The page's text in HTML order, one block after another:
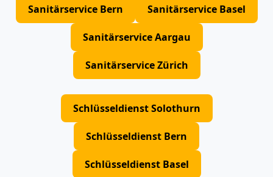
Sanitärservice Bern Sanitärservice Basel
Sanitärservice Aargau
Sanitärservice Zürich
Schlüsseldienst Solothurn
Schlüsseldienst Bern
Schlüsseldienst Basel